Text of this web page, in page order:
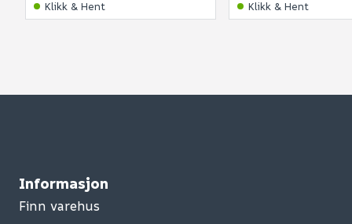
Klikk & Hent
Klikk & Hent
Informasjon
Finn varehus